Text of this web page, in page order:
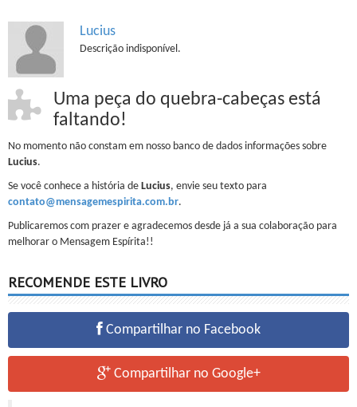
Lucius
Descrição indisponível.
Uma peça do quebra-cabeças está
faltando!
No momento não constam em nosso banco de dados informações sobre
Lucius.
Se você conhece a história de Lucius, envie seu texto para
contato@mensagemespirita.com.br.
Publicaremos com prazer e agradecemos desde já a sua colaboração para
melhorar o Mensagem Espírita!!
RECOMENDE ESTE LIVRO
Compartilhar no Facebook
Compartilhar no Google+